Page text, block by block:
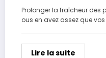
Prolonger la fraîcheur des
ous en avez assez que
Lire la suite